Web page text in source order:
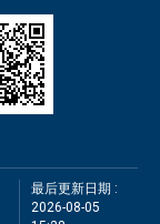
最后更新日期 :
2026-08-05